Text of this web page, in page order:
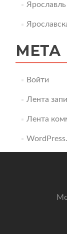
Ярославль
МЕТА
Войти
Лента
Лента